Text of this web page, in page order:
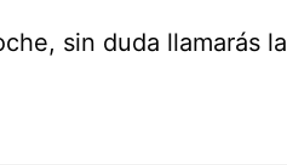
sin duda llamarás la